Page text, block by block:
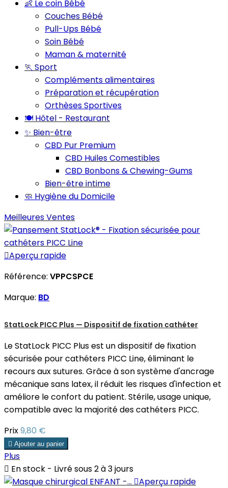
👶 Le coin Bébé
Couches Bébé
Pull-Ups Bébé
Soin Bébé
Maman & maternité
🏃 Sport
Compléments alimentaires
Préparation et récupération
Orthèses Sportives
🍽️ Hôtel - Restaurant
✨ Bien-être
CBD Pur Premium
CBD Huiles Comestibles
CBD Bonbons & Chewing-Gums
Bien-être intime
🧼 Hygiène du Domicile
Meilleures Ventes
Aperçu rapide
Référence: VPPCSPCE
Marque: BD
StatLock PICC Plus — Dispositif de fixation cathéter
Le StatLock PICC Plus est un dispositif de fixation
sécurisée pour cathéters PICC Line, éliminant le
recours aux sutures. Grâce à son système d'ancrage
mécanique sans latex, il réduit les risques d'infection et
améliore le confort du patient. Stérile, usage unique,
compatible avec la majorité des cathéters PICC.
Prix9,80 €
 Ajouter au panier
Plus
 En stock - Livré sous 2 à 3 jours
Aperçu rapide